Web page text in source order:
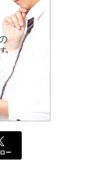
ー